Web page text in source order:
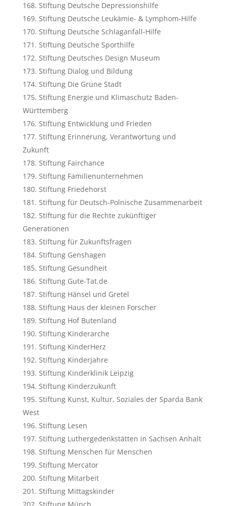
Stiftung Deutsche Depressionshilfe
Stiftung Deutsche Leukämie- & Lymphom-Hilfe
Stiftung Deutsche Schlaganfall-Hilfe
Stiftung Deutsche Sporthilfe
Stiftung Deutsches Design Museum
Stiftung Dialog und Bildung
Stiftung Die Grüne Stadt
Stiftung Energie und Klimaschutz Baden-
Württemberg
Stiftung Entwicklung und Frieden
Stiftung Erinnerung, Verantwortung und
Zukunft
Stiftung Fairchance
Stiftung Familienunternehmen
Stiftung Friedehorst
Stiftung für Deutsch-Polnische Zusammenarbeit
Stiftung für die Rechte zukünftiger
Generationen
Stiftung für Zukunftsfragen
Stiftung Genshagen
Stiftung Gesundheit
Stiftung Gute-Tat.de
Stiftung Hänsel und Gretel
Stiftung Haus der kleinen Forscher
Stiftung Hof Butenland
Stiftung Kinderarche
Stiftung KinderHerz
Stiftung Kinderjahre
Stiftung Kinderklinik Leipzig
Stiftung Kinderzukunft
Stiftung Kunst, Kultur, Soziales der Sparda Bank
West
Stiftung Lesen
Stiftung Luthergedenkstätten in Sachsen Anhalt
Stiftung Menschen für Menschen
Stiftung Mercator
Stiftung Mitarbeit
Stiftung Mittagskinder